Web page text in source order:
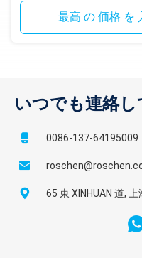
最高 の 価格 を
いつでも連絡
0086-137-64195009
65 東 XINHUAN 道, 上